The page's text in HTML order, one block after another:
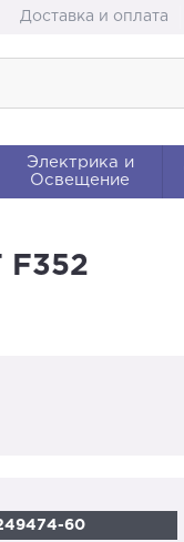
Доставка и оплата
Электрика и
Освещение
F352
60